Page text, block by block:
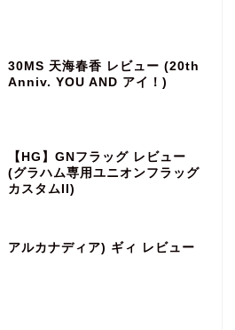
30MS 天海春香 レビュー (20th
Anniv. YOU AND アイ！)
【HG】GNフラッグ レビュー
(グラハム専用ユニオンフラッグ
カスタムII)
アルカナディア) ギィ レビュー